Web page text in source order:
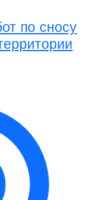
по сносу